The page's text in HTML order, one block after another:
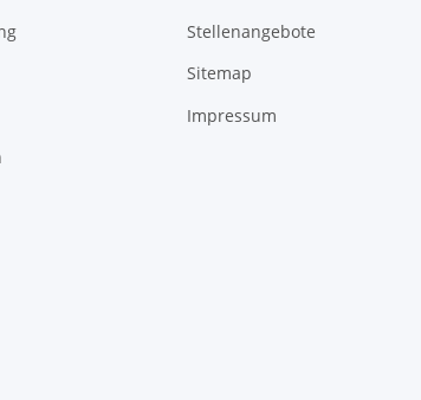
Stellenangebote
Sitemap
Impressum